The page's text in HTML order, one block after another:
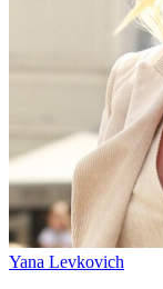
Yana Levkovich